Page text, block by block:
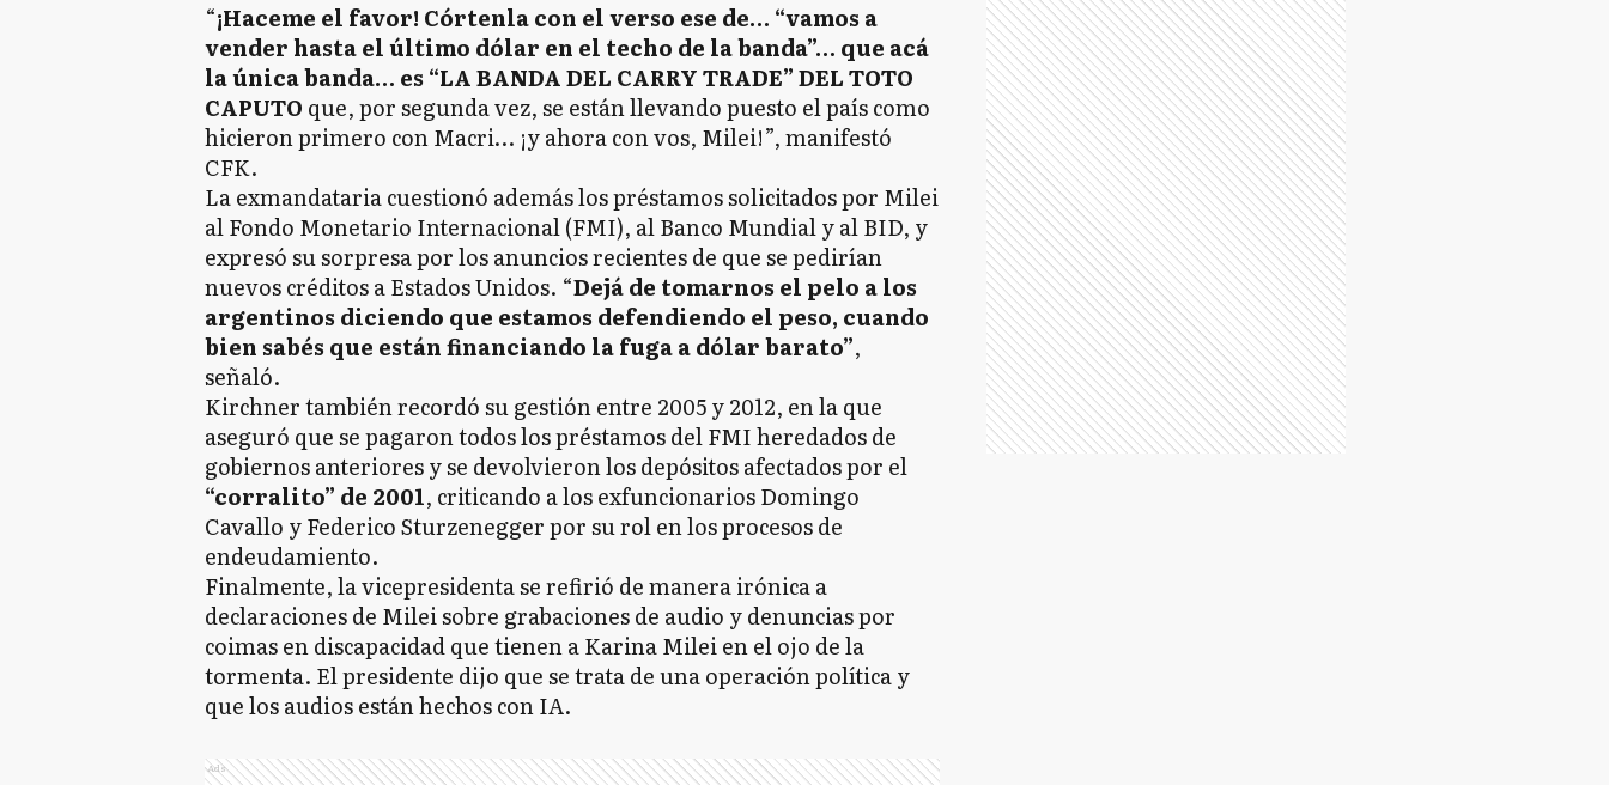
“¡Haceme el favor! Córtenla con el verso ese de… “vamos a
vender hasta el último dólar en el techo de la banda”… que acá
la única banda… es “LA BANDA DEL CARRY TRADE” DEL TOTO
CAPUTO que, por segunda vez, se están llevando puesto el país como
hicieron primero con Macri… ¡y ahora con vos, Milei!”, manifestó
CFK.
La exmandataria cuestionó además los préstamos solicitados por Milei
al Fondo Monetario Internacional (FMI), al Banco Mundial y al BID, y
expresó su sorpresa por los anuncios recientes de que se pedirían
nuevos créditos a Estados Unidos. “Dejá de tomarnos el pelo a los
argentinos diciendo que estamos defendiendo el peso, cuando
bien sabés que están financiando la fuga a dólar barato”,
señaló.
Kirchner también recordó su gestión entre 2005 y 2012, en la que
aseguró que se pagaron todos los préstamos del FMI heredados de
gobiernos anteriores y se devolvieron los depósitos afectados por el
“corralito” de 2001, criticando a los exfuncionarios Domingo
Cavallo y Federico Sturzenegger por su rol en los procesos de
endeudamiento.
Finalmente, la vicepresidenta se refirió de manera irónica a
declaraciones de Milei sobre grabaciones de audio y denuncias por
coimas en discapacidad que tienen a Karina Milei en el ojo de la
tormenta. El presidente dijo que se trata de una operación política y
que los audios están hechos con IA.
Ads